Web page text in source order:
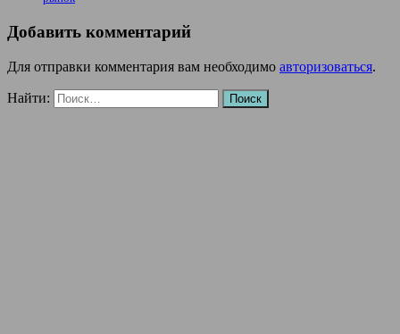
Добавить комментарий
Для отправки комментария вам необходимо авторизоваться.
Найти: